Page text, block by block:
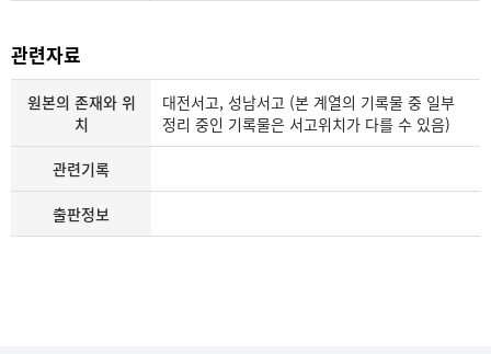
관련자료
원본의 존재와 위
치
대전서고, 성남서고 (본 계열의 기록물 중 일부
정리 중인 기록물은 서고위치가 다를 수 있음)
관련기록
출판정보